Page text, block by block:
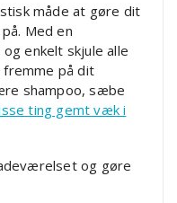
måde at gøre dit
Med en
enkelt skjule alle
fremme på dit
shampoo, sæbe
ting gemt væk i
og gøre